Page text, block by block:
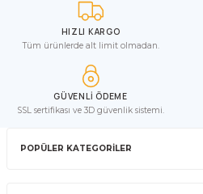
HIZLI KARGO
Tüm ürünlerde alt limit olmadan.
GÜVENLİ ÖDEME
SSL sertifikası ve 3D güvenlik sistemi.
POPÜLER KATEGORİLER